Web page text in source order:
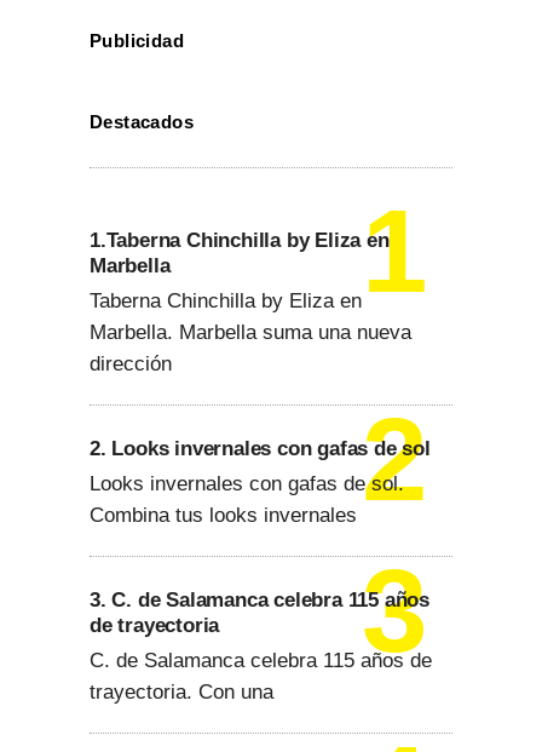
Publicidad
Destacados
1.Taberna Chinchilla by Eliza en
Marbella
Taberna Chinchilla by Eliza en
Marbella. Marbella suma una nueva
dirección
2. Looks invernales con gafas de sol
Looks invernales con gafas de sol.
Combina tus looks invernales
3. C. de Salamanca celebra 115 años
de trayectoria
C. de Salamanca celebra 115 años de
trayectoria. Con una